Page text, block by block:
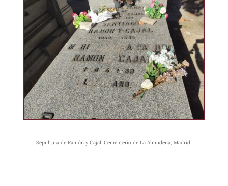
Sepultura de Ramón y Cajal. Cementerio de La Almudena, Madrid.